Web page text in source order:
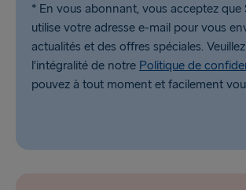
* En vous abonnant, vous acceptez que
utilise votre adresse e-mail pour vous
actualités et des offres spéciales.
l’intégralité de notre Politique de
pouvez à tout moment et facilement